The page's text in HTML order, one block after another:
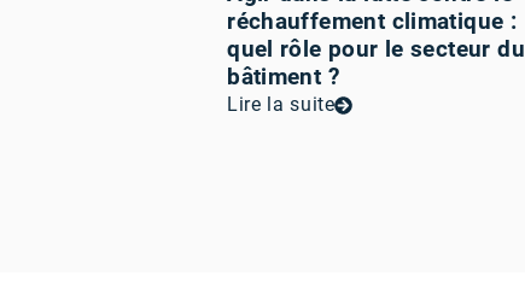
réchauffement climatique :
quel rôle pour le secteur du
bâtiment ?
Lire la suite